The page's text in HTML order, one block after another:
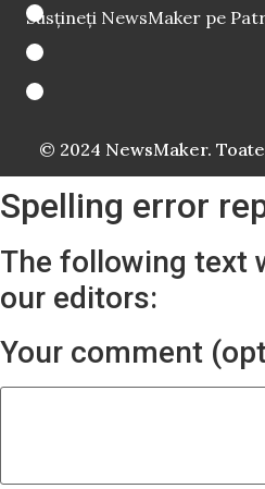
Susțineți NewsMaker pe
© 2024 NewsMaker.
Spelling error
The following text
our editors:
Your comment